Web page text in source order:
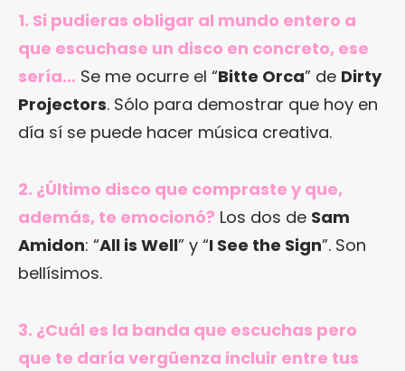
1. Si pudieras obligar al mundo entero a
que escuchase un disco en concreto, ese
sería… Se me ocurre el “Bitte Orca” de Dirty
Projectors. Sólo para demostrar que hoy en
día sí se puede hacer música creativa.
2. ¿Último disco que compraste y que,
además, te emocionó? Los dos de Sam
Amidon: “All is Well” y “I See the Sign”. Son
bellísimos.
3. ¿Cuál es la banda que escuchas pero
que te daría vergüenza incluir entre tus